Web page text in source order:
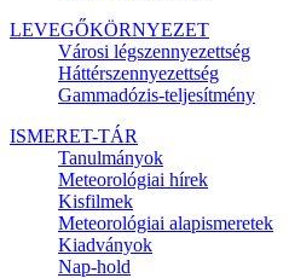
LEVEGŐKÖRNYEZET
Városi légszennyezettség
Háttérszennyezettség
Gammadózis-teljesítmény
ISMERET-TÁR
Tanulmányok
Meteorológiai hírek
Kisfilmek
Meteorológiai alapismeretek
Kiadványok
Nap-hold